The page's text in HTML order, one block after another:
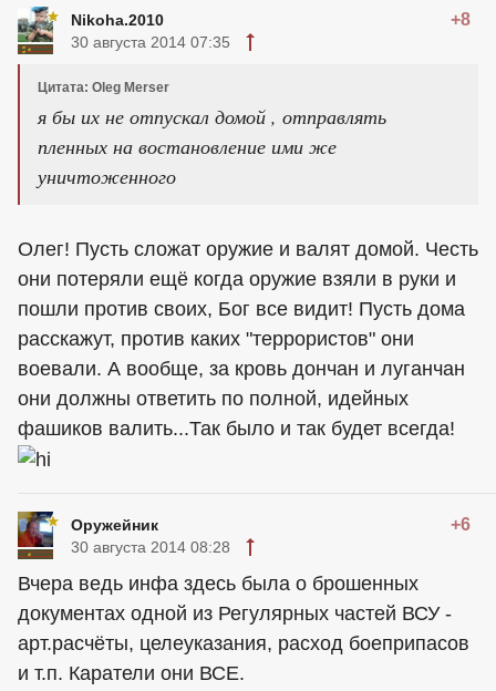
Nikoha.2010 +8
30 августа 2014 07:35
Цитата: Oleg Merser
я бы их не отпускал домой , отправлять
пленных на востановление ими же
уничтоженного
Олег! Пусть сложат оружие и валят домой. Честь
они потеряли ещё когда оружие взяли в руки и
пошли против своих, Бог все видит! Пусть дома
расскажут, против каких "террористов" они
воевали. А вообще, за кровь дончан и луганчан
они должны ответить по полной, идейных
фашиков валить...Так было и так будет всегда!
Оружейник +6
30 августа 2014 08:28
Вчера ведь инфа здесь была о брошенных
документах одной из Регулярных частей ВСУ -
арт.расчёты, целеуказания, расход боеприпасов
и т.п. Каратели они ВСЕ.